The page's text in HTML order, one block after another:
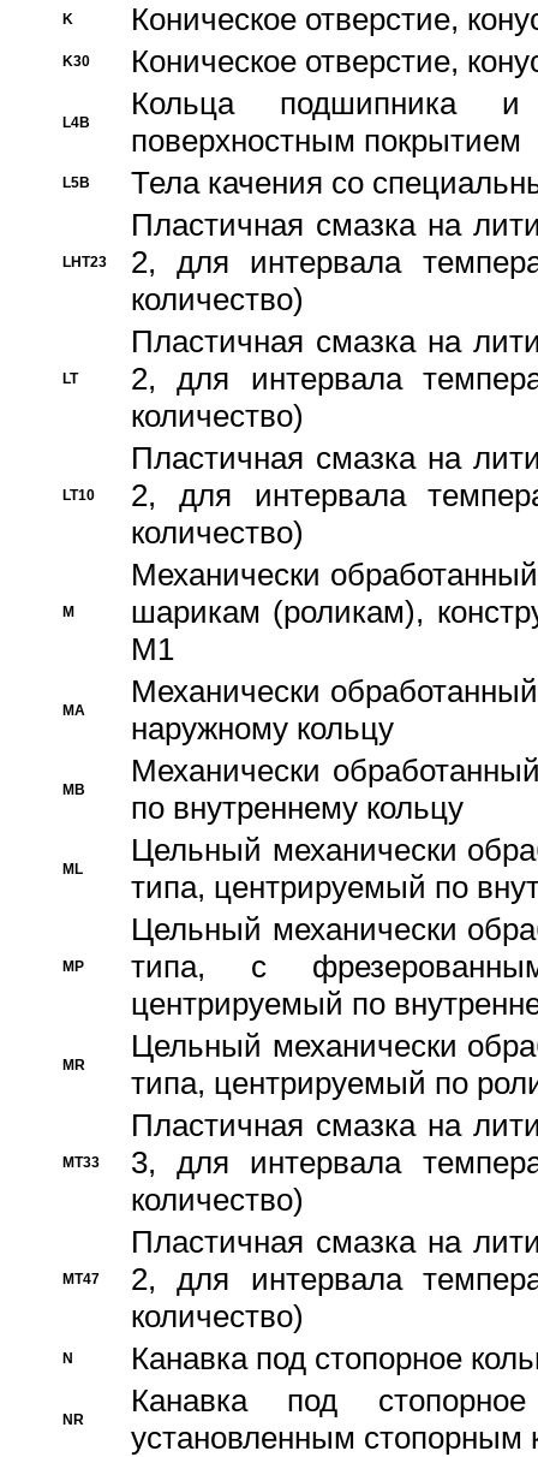
K Коническое отверстие,
K30 Коническое отверстие,
L4B
Кольца подшипника
поверхностным покрытием
L5B Тела качения со
LHT23
Пластичная смазка на
2, для интервала
количество)
LT
Пластичная смазка на
2, для интервала
количество)
LT10
Пластичная смазка на
2, для интервала
количество)
M
Механически
шарикам (роликам),
M1
MA
Механически
наружному кольцу
MB
Механически
по внутреннему кольцу
ML
Цельный механически
типа, центрируемый по
MP
Цельный механически
типа, с
центрируемый по
MR
Цельный механически
типа, центрируемый по
MT33
Пластичная смазка на
3, для интервала
количество)
MT47
Пластичная смазка на
2, для интервала
количество)
N Канавка под стопорное
NR
Канавка под
установленным стопорным